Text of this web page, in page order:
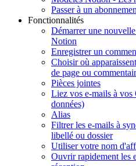
Passer à un
Fonctionnalités
Démarrer une
Notion
Enregistrer un
Choisir où
de page ou
Pièces jointes
Liez vos e-mails à vos
données)
Alias
Filtrer les e-mails à
libellé ou dossier
Utiliser votre nom
Ouvrir rapidement les